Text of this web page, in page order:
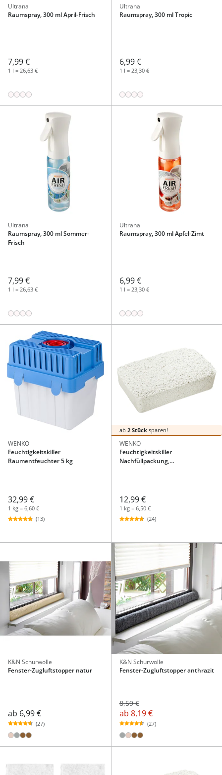
Ultrana
Raumspray, 300 ml April-Frisch
7,99 €
1 l = 26,63 €
Ultrana
Raumspray, 300 ml Tropic
6,99 €
1 l = 23,30 €
Ultrana
Raumspray, 300 ml Sommer-
Frisch
7,99 €
1 l = 26,63 €
Ultrana
Raumspray, 300 ml Apfel-Zimt
6,99 €
1 l = 23,30 €
WENKO
Feuchtigkeitskiller
Raumentfeuchter 5 kg
32,99 €
1 kg = 6,60 €
(13)
ab 2 Stücksparen!
WENKO
Feuchtigkeitskiller
Nachfüllpackung,
12,99 €
1 kg = 6,50 €
(24)
K&N Schurwolle
Fenster-Zugluftstopper natur
ab 6,99 €
(27)
K&N Schurwolle
Fenster-Zugluftstopper anthrazit
8,59 €
ab 8,19 €
(27)